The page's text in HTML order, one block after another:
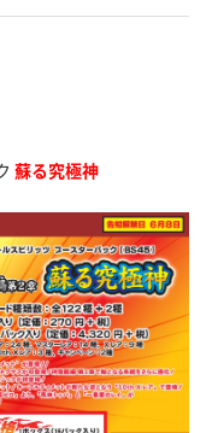
蘇る究極神